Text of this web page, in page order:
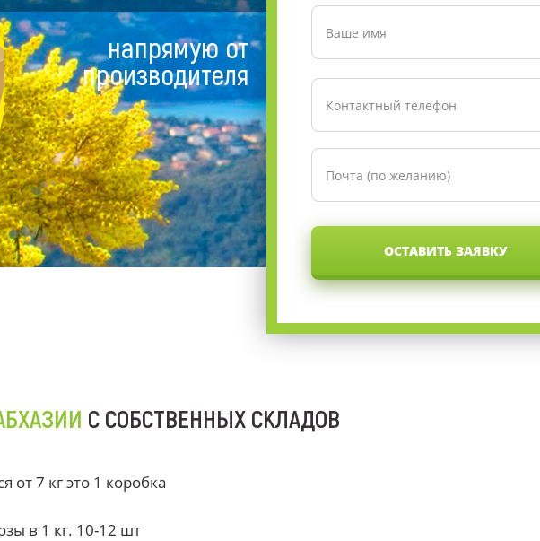
ОСТАВИТЬ ЗАЯВКУ
напрямую от
производителя
С СОБСТВЕННЫХ СКЛАДОВ
7 кг это 1 коробка
в 1 кг. 10-12 шт